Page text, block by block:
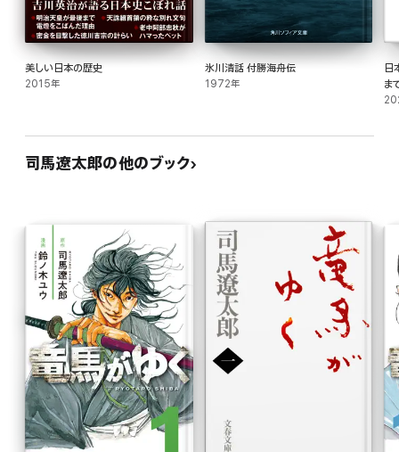
美しい日本の歴史
2015年
氷川清話 付勝海舟伝
1972年
日
ま
司馬遼太郎の他のブック